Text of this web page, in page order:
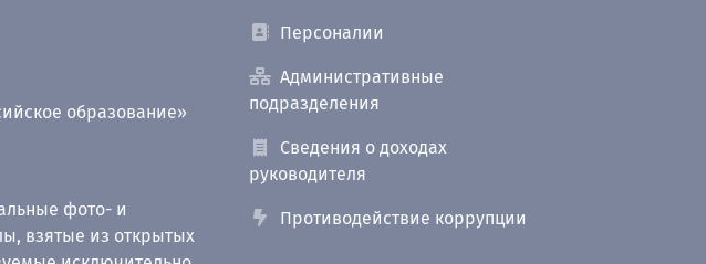
образование»
фото- и
взятые из открытых
Персоналии
Административные
подразделения
Сведения о доходах
руководителя
Противодействие коррупции